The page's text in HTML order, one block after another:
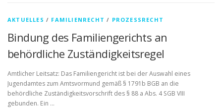
AKTUELLES / FAMILIENRECHT / PROZESSRECHT
Bindung des Familiengerichts an
behördliche Zuständigkeitsregel
Amtlicher Leitsatz: Das Familiengericht ist bei der Auswahl eines
Jugendamtes zum Amtsvormund gemäß § 1791b BGB an die
behördliche Zuständigkeitsvorschrift des § 88 a Abs. 4 SGB VIII
gebunden. Ein …